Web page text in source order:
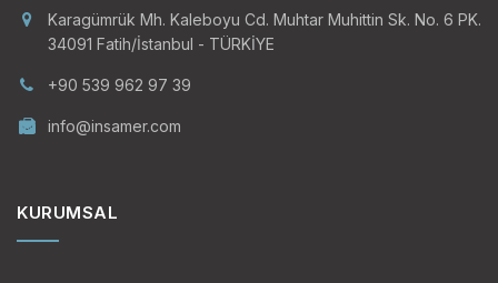
Karagümrük Mh. Kaleboyu Cd. Muhtar Muhittin Sk. No. 6 PK.
34091 Fatih/İstanbul - TÜRKİYE
+90 539 962 97 39
info@insamer.com
KURUMSAL